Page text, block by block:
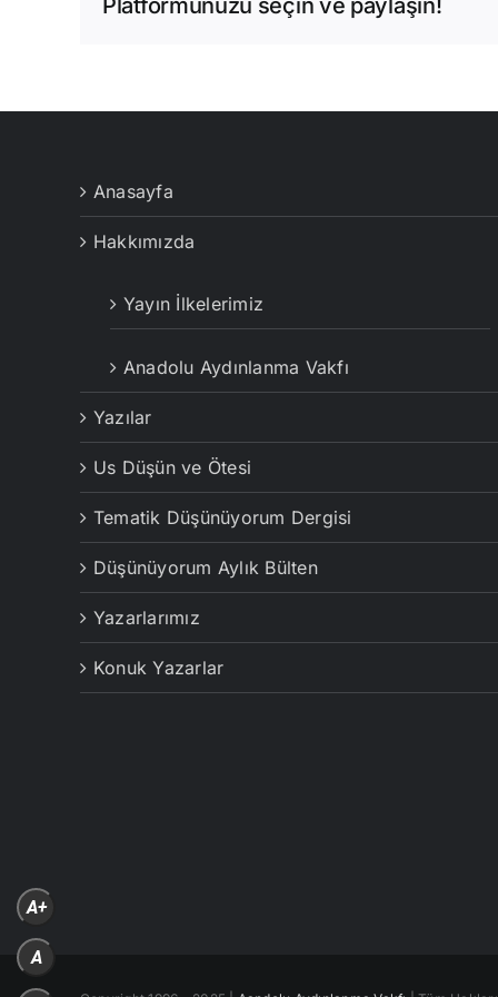
Anasayfa
Hakkımızda
Yayın İlkelerimiz
Anadolu Aydınlanma Vakfı
Yazılar
Us Düşün ve Ötesi
Tematik Düşünüyorum Dergisi
Düşünüyorum Aylık Bülten
Yazarlarımız
Konuk Yazarlar
A+
A